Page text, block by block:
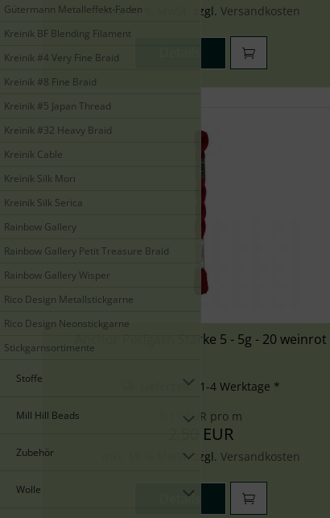
Gütermann Metalleffekt-Faden
Kreinik BF Blending Filament
Kreinik #4 Very Fine Braid
Kreinik #8 Fine Braid
Kreinik #5 Japan Thread
Kreinik #32 Heavy Braid
Kreinik Cable
Kreinik Silk Mori
Kreinik Silk Serica
Rainbow Gallery
Rainbow Gallery Petit Treasure Braid
Rainbow Gallery Wisper
Rico Design Metallstickgarne
Rico Design Neonstickgarne
Stickgarnsortimente
Stoffe
Mill Hill Beads
Zubehör
Wolle
inkl. 19 % MwSt. zzgl. Versandkosten
Anchor Perlgarn Stärke 5 - 5g - 20 weinrot
Lieferzeit: 1-4 Werktage *
0,11 EUR pro m
2,50 EUR
inkl. 19 % MwSt. zzgl. Versandkosten
Details